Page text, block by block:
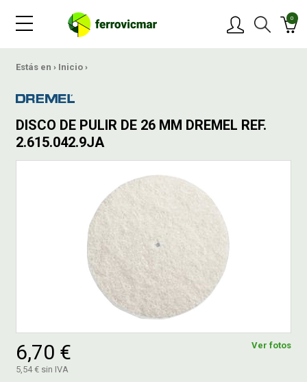
0
Estás en › Inicio ›
DISCO DE PULIR DE 26 MM DREMEL REF.
2.615.042.9JA
Ver fotos
6,70 €
5,54 € sin IVA
NOVEDADES
BLOG
CONTACTAR